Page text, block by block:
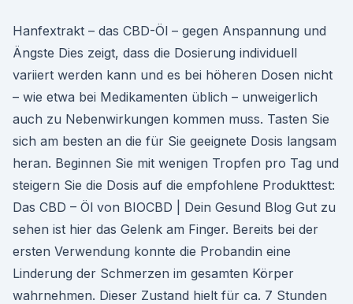
Hanfextrakt – das CBD-Öl – gegen Anspannung und
Ängste Dies zeigt, dass die Dosierung individuell
variiert werden kann und es bei höheren Dosen nicht
– wie etwa bei Medikamenten üblich – unweigerlich
auch zu Nebenwirkungen kommen muss. Tasten Sie
sich am besten an die für Sie geeignete Dosis langsam
heran. Beginnen Sie mit wenigen Tropfen pro Tag und
steigern Sie die Dosis auf die empfohlene Produkttest:
Das CBD – Öl von BIOCBD | Dein Gesund Blog Gut zu
sehen ist hier das Gelenk am Finger. Bereits bei der
ersten Verwendung konnte die Probandin eine
Linderung der Schmerzen im gesamten Körper
wahrnehmen. Dieser Zustand hielt für ca. 7 Stunden